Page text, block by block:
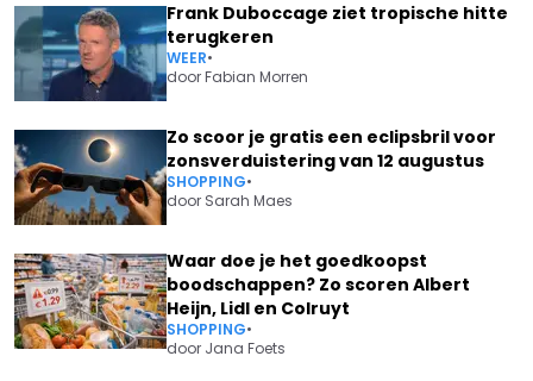
Frank Duboccage ziet tropische hitte
terugkeren
WEER•
doorFabian Morren
Zo scoor je gratis een eclipsbril voor
zonsverduistering van 12 augustus
SHOPPING•
door Sarah Maes
Waar doe je het goedkoopst
boodschappen? Zo scoren Albert
Heijn, Lidl en Colruyt
SHOPPING•
door Jana Foets